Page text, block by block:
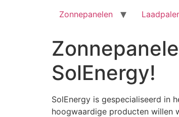
Zonnepanelen
SolEnergy!
SolEnergy is gespecialiseerd in
hoogwaardige producten willen